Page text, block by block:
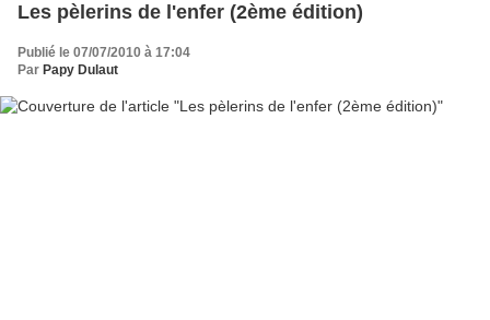
Les pèlerins de l'enfer (2ème édition)
Publié le 07/07/2010 à 17:04
Par Papy Dulaut